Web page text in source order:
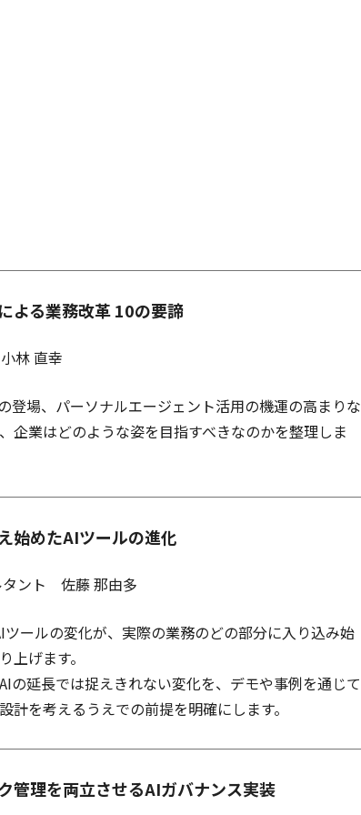
よる業務改革 10の要諦
林 直幸
登場、パーソナルエージェント活用の機運の高まりな
企業はどのような姿を目指すべきなのかを整理しま
始めたAIツールの進化
タント 佐藤 那由多
ツールの変化が、実際の業務のどの部分に入り込み始
上げます。
の延長では捉えきれない変化を、デモや事例を通じて
計を考えるうえでの前提を明確にします。
管理を両立させるAIガバナンス実装